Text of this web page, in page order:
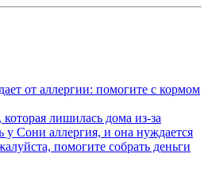
от аллергии: помогите с кормом
лишилась дома из-за
у Сони аллергия, и она нуждается
помогите собрать деньги